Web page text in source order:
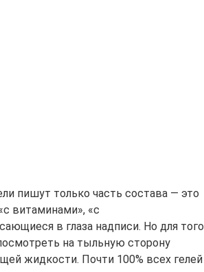
пишут только часть состава — это
витаминами», «с
в глаза надписи. Но для того
на тыльную сторону
жидкости. Почти 100% всех гелей